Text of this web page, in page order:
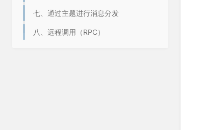
七、通过主题进行消息分发
八、远程调用（RPC）